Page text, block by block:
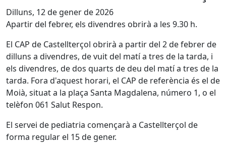
Dilluns, 12 de gener de 2026
Apartir del febrer, els divendres obrirà a les 9.30 h.
El CAP de Castellterçol obrirà a partir del 2 de febrer de
dilluns a divendres, de vuit del matí a tres de la tarda, i
els divendres, de dos quarts de deu del matí a tres de la
tarda. Fora d'aquest horari, el CAP de referència és el de
Moià, situat a la plaça Santa Magdalena, número 1, o el
telèfon 061 Salut Respon.
El servei de pediatria començarà a Castellterçol de
forma regular el 15 de gener.